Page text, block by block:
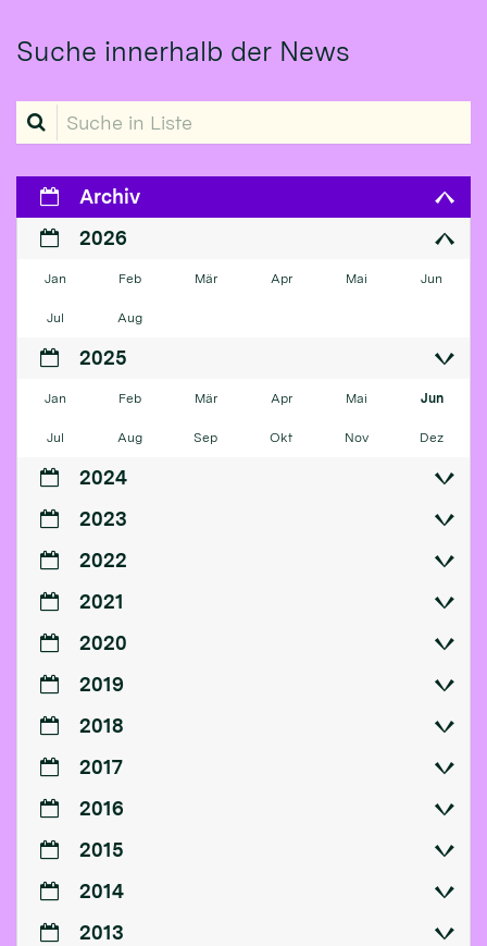
Suche innerhalb der News
Suche in Liste
Archiv
2026
Jan Feb Mär Apr Mai Jun
Jul Aug
2025
Jan Feb Mär Apr Mai Jun
Jul Aug Sep Okt Nov Dez
2024
2023
2022
2021
2020
2019
2018
2017
2016
2015
2014
2013